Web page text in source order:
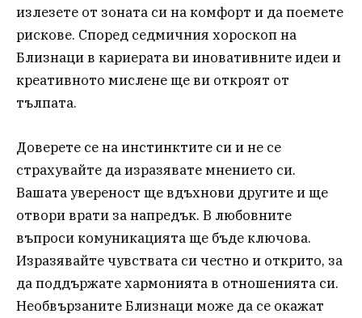
излезете от зоната си на комфорт и да поемете
рискове. Според седмичния хороскоп на
Близнаци в кариерата ви иновативните идеи и
креативното мислене ще ви откроят от
тълпата.
Доверете се на инстинктите си и не се
страхувайте да изразявате мнението си.
Вашата увереност ще вдъхнови другите и ще
отвори врати за напредък. В любовните
въпроси комуникацията ще бъде ключова.
Изразявайте чувствата си честно и открито, за
да поддържате хармонията в отношенията си.
Необвързаните Близнаци може да се окажат